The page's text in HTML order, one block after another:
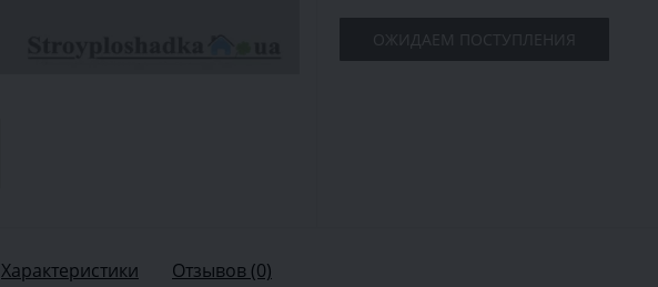
ОЖИДАЕМ ПОСТУПЛЕНИЯ
Характеристики Отзывов (0)